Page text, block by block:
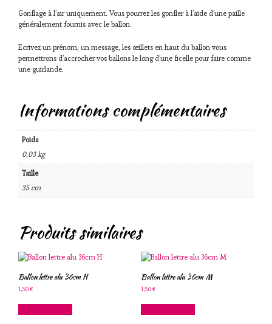
Gonflage à l’air uniquement. Vous pourrez les gonfler à l’aide d’une paille
généralement fournis avec le ballon.
Ecrivez un prénom, un message, les œillets en haut du ballon vous
permettrons d’accrocher vos ballons le long d’une ficelle pour faire comme
une guirlande.
Informations complémentaires
Poids
0,03 kg
Taille
35 cm
Produits similaires
Ballon lettre alu 36cm H
1,50€
Ballon lettre alu 36cm M
1,50€